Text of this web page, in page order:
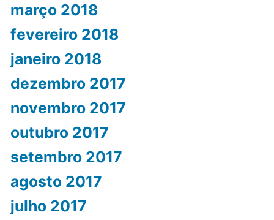
março 2018
fevereiro 2018
janeiro 2018
dezembro 2017
novembro 2017
outubro 2017
setembro 2017
agosto 2017
julho 2017